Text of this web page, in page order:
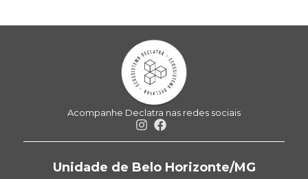
Acompanhe Declatra nas redes sociais
Unidade de Belo Horizonte/MG